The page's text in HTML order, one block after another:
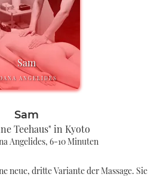
Sam
ANGELIDES
Sam
Teehaus" in Kyoto
Angelides 6-10 Minuten
neue, dritte Variante der Massage. Sie